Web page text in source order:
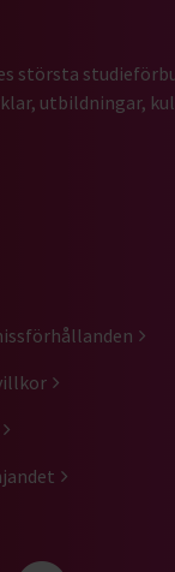
största
utbildningar,